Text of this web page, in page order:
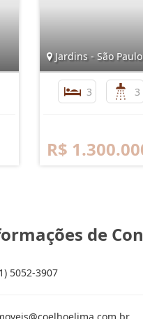
Jardins - São Paulo
3 3
R$